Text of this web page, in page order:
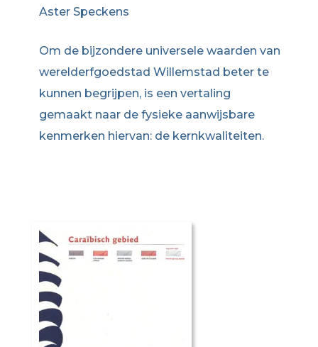
Aster Speckens
Om de bijzondere universele waarden van
werelderfgoedstad Willemstad beter te
kunnen begrijpen, is een vertaling
gemaakt naar de fysieke aanwijsbare
kenmerken hiervan: de kernkwaliteiten.